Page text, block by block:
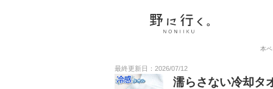
本
最終更新日：2026/07/12
濡らさない冷却タ